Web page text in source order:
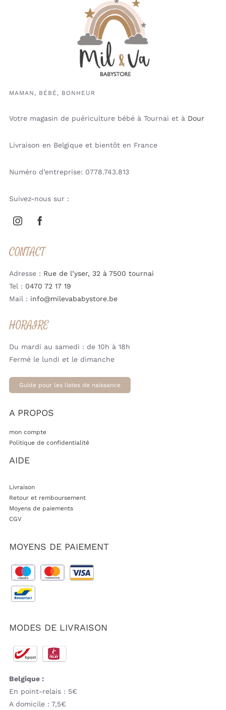
MAMAN, BÉBÉ, BONHEUR
Votre magasin de puériculture bébé à Tournai et à Dour
Livraison en Belgique et bientôt en France
Numéro d’entreprise: 0778.743.813
Suivez-nous sur :
CONTACT
Adresse : Rue de l’yser, 32 à 7500 tournai
Tel : 0470 72 17 19
Mail : info@milevababystore.be
HORAIRE
Du mardi au samedi : de 10h à 18h
Fermé le lundi et le dimanche
Guide pour les listes de naissance
A PROPOS
mon compte
Politique de confidentialité
AIDE
Livraison
Retour et remboursement
Moyens de paiements
CGV
MOYENS DE PAIEMENT
MODES DE LIVRAISON
Belgique :
En point-relais : 5€
A domicile : 7,5€